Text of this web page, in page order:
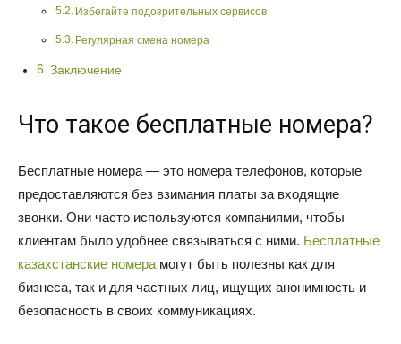
Избегайте подозрительных сервисов
Регулярная смена номера
Заключение
Что такое бесплатные номера?
Бесплатные номера — это номера телефонов, которые
предоставляются без взимания платы за входящие
звонки. Они часто используются компаниями, чтобы
клиентам было удобнее связываться с ними. Бесплатные
казахстанские номера могут быть полезны как для
бизнеса, так и для частных лиц, ищущих анонимность и
безопасность в своих коммуникациях.